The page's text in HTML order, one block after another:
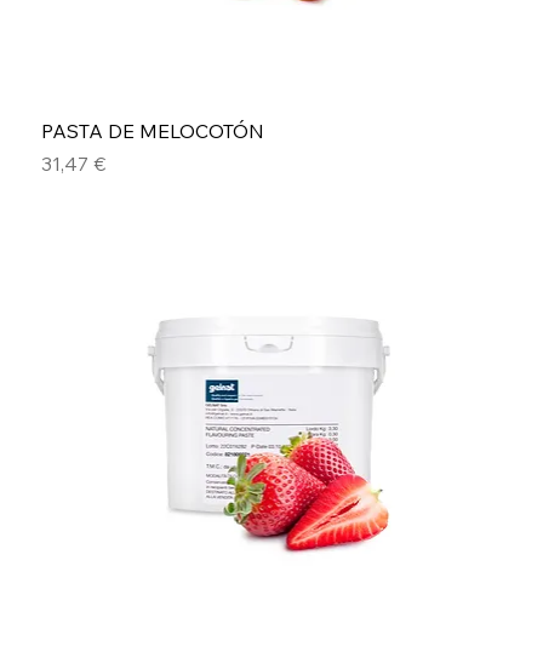
PASTA DE MELOCOTÓN
Precio
31,47 €